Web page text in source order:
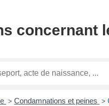
concernant
> Condamnations et peines >